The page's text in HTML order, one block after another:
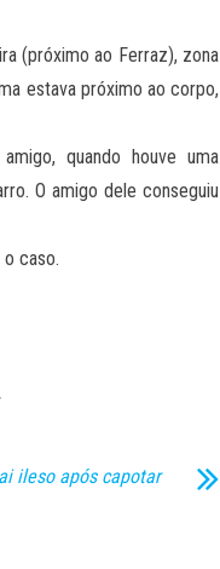
(próximo ao Ferraz), zona
estava próximo ao corpo,
quando houve uma
O amigo dele conseguiu
caso.
ileso após capotar